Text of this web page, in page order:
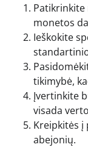
monetos
Ieškokite
tikimybė,
Įvertinkite
visada
Kreipkitės į
abejonių.